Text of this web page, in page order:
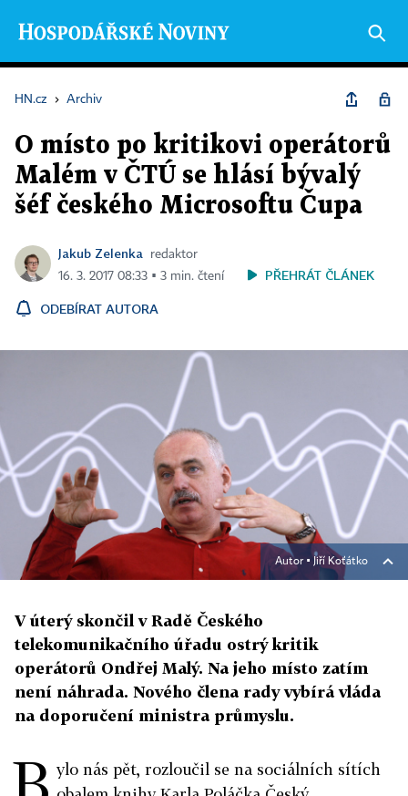
HN.cz › Archiv
O místo po kritikovi operátorů
Malém v ČTÚ se hlásí bývalý
šéf českého Microsoftu Čupa
Jakub Zelenka
redaktor
16. 3. 2017 08:33 ▪ 3 min. čtení
PŘEHRÁT ČLÁNEK
ODEBÍRAT AUTORA
Autor ▪ Jiří Koťátko
V úterý skončil v Radě Českého
telekomunikačního úřadu ostrý kritik
operátorů Ondřej Malý. Na jeho místo zatím
není náhrada. Nového člena rady vybírá vláda
na doporučení ministra průmyslu.
ylo nás pět, rozloučil se na sociálních sítích